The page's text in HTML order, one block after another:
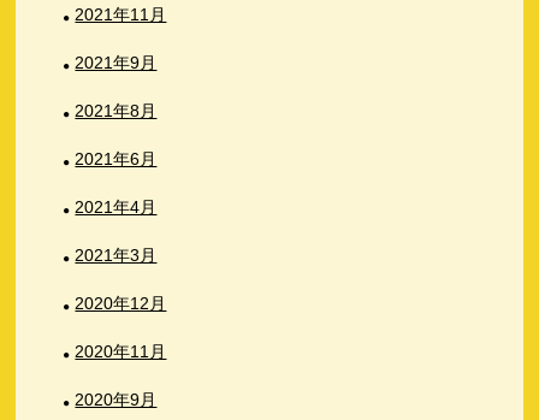
2021年11月
2021年9月
2021年8月
2021年6月
2021年4月
2021年3月
2020年12月
2020年11月
2020年9月